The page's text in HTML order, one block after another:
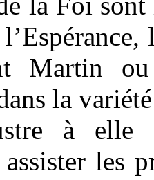
Martin
la
à elle
les